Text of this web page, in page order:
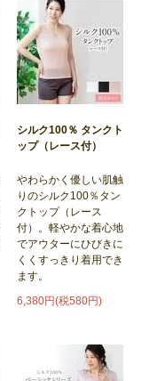
シルク100％ タンクト
ップ（レース付）
やわらかく優しい肌触
りのシルク100％タン
クトップ（レース
付）。軽やかな着心地
でアウターにひびきに
くくすっきり着用でき
ます。
6,380円(税580円)